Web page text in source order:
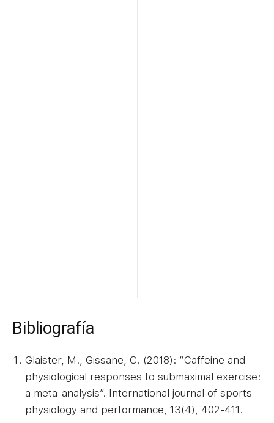
Bibliografía
Glaister, M., Gissane, C. (2018): “Caffeine and
physiological responses to submaximal exercise:
a meta-analysis”. International journal of sports
physiology and performance, 13(4), 402-411.